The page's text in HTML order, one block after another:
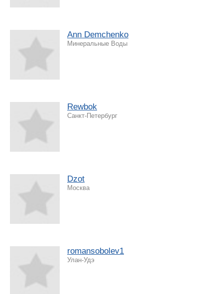
Ann Demchenko
Минеральные Воды
Rewbok
Санкт-Петербург
Dzot
Москва
romansobolev1
Улан-Удэ